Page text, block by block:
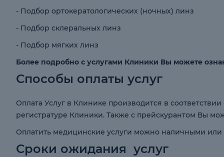
- Подбор ортокератологических (ночных) линз
- Подбор склеральных линз
- Подбор мягких линз
Более подробно с услугами Клиники Вы можете
Способы оплаты услуг
Оплата Услуг в Клинике производится в
регистратуре Клиники. Также с прейскурантом Вы
Оплатить медицинские услуги можно наличными
Сроки ожидания услуг